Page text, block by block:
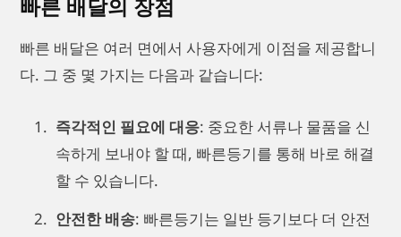
빠른 배달의 장점
빠른 배달은 여러 면에서 사용자에게 이점을 제공합니
다. 그 중 몇 가지는 다음과 같습니다:
즉각적인 필요에 대응: 중요한 서류나 물품을 신
속하게 보내야 할 때, 빠른등기를 통해 바로 해결
할 수 있습니다.
안전한 배송: 빠른등기는 일반 등기보다 더 안전